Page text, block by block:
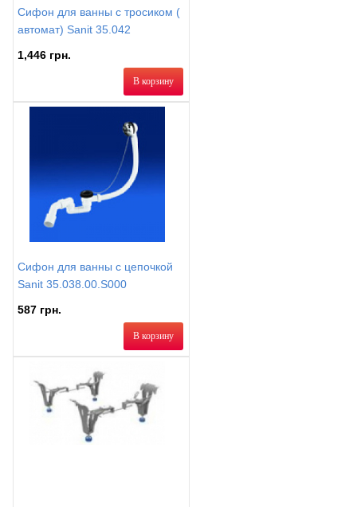
Сифон для ванны с тросиком (
автомат) Sanit 35.042
1,446 грн.
В корзину
Сифон для ванны с цепочкой
Sanit 35.038.00.S000
587 грн.
В корзину